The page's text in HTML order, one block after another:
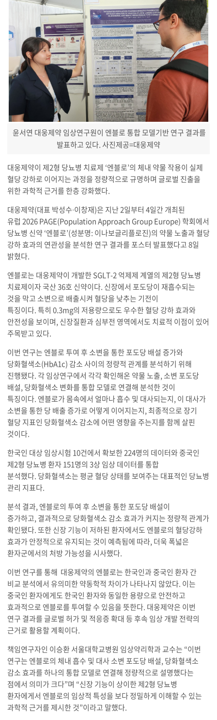
윤서연 대웅제약 임상연구원이 엔블로 통합 모델기반 연구 결과를
발표하고 있다. 사진제공=대웅제약
대웅제약이 제2형 당뇨병 치료제 ‘엔블로’의 체내 약물 작용이 실제
혈당 강하로 이어지는 과정을 정량적으로 규명하며 글로벌 진출을
위한 과학적 근거를 한층 강화했다.
대웅제약(대표 박성수∙이창재)은 지난 2일부터 4일간 개최된
유럽 2026 PAGE(Population Approach Group Europe) 학회에서
당뇨병 신약 ‘엔블로’(성분명: 이나보글리플로진)의 약물 노출과 혈당
강하 효과의 연관성을 분석한 연구 결과를 포스터 발표했다고 8일
밝혔다.
엔블로는 대웅제약이 개발한 SGLT-2 억제제 계열의 제2형 당뇨병
치료제이자 국산 36호 신약이다. 신장에서 포도당이 재흡수되는
것을 막고 소변으로 배출시켜 혈당을 낮추는 기전이
특징이다. 특히 0.3mg의 저용량으로도 우수한 혈당 강하 효과와
안전성을 보이며, 신장질환과 심부전 영역에서도 치료적 이점이 있어
주목받고 있다.
이번 연구는 엔블로 투여 후 소변을 통한 포도당 배설 증가와
당화혈색소(HbA1c) 감소 사이의 정량적 관계를 분석하기 위해
진행됐다. 각 임상연구에서 각각 확인해온 약물 노출, 소변 포도당
배설, 당화혈색소 변화를 통합 모델로 연결해 분석한 것이
특징이다. 엔블로가 몸속에서 얼마나 흡수 및 대사되는지, 이 대사가
소변을 통한 당 배출 증가로 어떻게 이어지는지, 최종적으로 장기
혈당 지표인 당화혈색소 감소에 어떤 영향을 주는지를 함께 살핀
것이다.
한국인 대상 임상시험 10건에서 확보한 224명의 데이터와 중국인
제2형 당뇨병 환자 151명의 3상 임상 데이터를 통합
분석했다. 당화혈색소는 평균 혈당 상태를 보여주는 대표적인 당뇨병
관리 지표다.
분석 결과, 엔블로의 투여 후 소변을 통한 포도당 배설이
증가하고, 결과적으로 당화혈색소 감소 효과가 커지는 정량적 관계가
확인됐다. 또한 신장 기능이 저하된 환자에서도 엔블로의 혈당강하
효과가 안정적으로 유지되는 것이 예측됨에 따라, 더욱 폭넓은
환자군에서의 처방 가능성을 시사했다.
이번 연구를 통해 대웅제약의 엔블로는 한국인과 중국인 환자 간
비교 분석에서 유의미한 약동학적 차이가 나타나지 않았다. 이는
중국인 환자에게도 한국인 환자와 동일한 용량으로 안전하고
효과적으로 엔블로를 투여할 수 있음을 뜻한다. 대웅제약은 이번
연구 결과를 글로벌 허가 및 적응증 확대 등 후속 임상 개발 전략의
근거로 활용할 계획이다.
책임연구자인 이승환 서울대학교병원 임상약리학과 교수는 “이번
연구는 엔블로의 체내 흡수 및 대사 소변 포도당 배설, 당화혈색소
감소 효과를 하나의 통합 모델로 연결해 정량적으로 설명했다는
점에서 의미가 크다”며 “신장 기능이 상이한 제2형 당뇨병
환자에게서 엔블로의 임상적 특성을 보다 정밀하게 이해할 수 있는
과학적 근거를 제시한 것”이라고 말했다.